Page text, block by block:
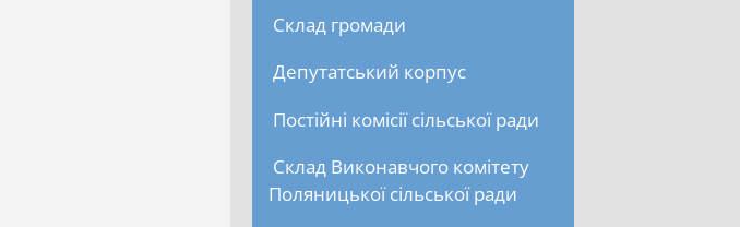
Склад громади
Депутатський корпус
Постійні комісії сільської ради
Склад Виконавчого комітету
Поляницької сільської ради